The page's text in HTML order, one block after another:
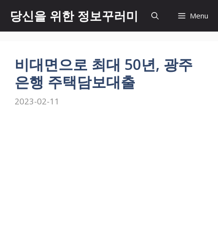
content
당신을 위한 정보꾸러미 Menu
비대면으로 최대 50년, 광주
은행 주택담보대출
2023-02-11